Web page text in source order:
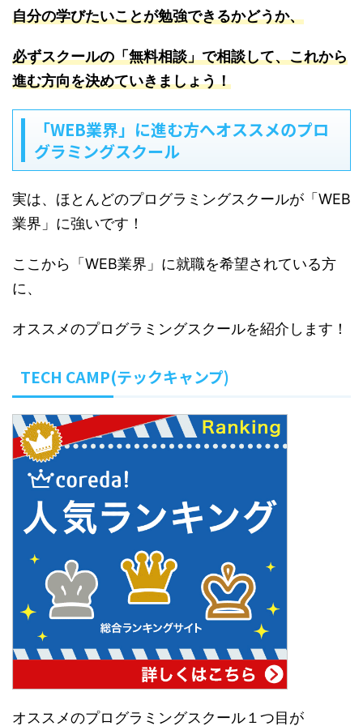
自分の学びたいことが勉強できるかどうか、
必ずスクールの「無料相談」で相談して、これから
進む方向を決めていきましょう！
「WEB業界」に進む方へオススメのプロ
グラミングスクール
実は、ほとんどのプログラミングスクールが「WEB
業界」に強いです！
ここから「WEB業界」に就職を希望されている方
に、
オススメのプログラミングスクールを紹介します！
TECH CAMP(テックキャンプ)
オススメのプログラミングスクール１つ目が